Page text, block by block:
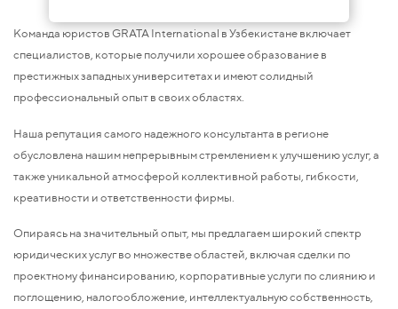
Команда юристов GRATA International в Узбекистане включает
специалистов, которые получили хорошее образование в
престижных западных университетах и имеют солидный
профессиональный опыт в своих областях.
Наша репутация самого надежного консультанта в регионе
обусловлена нашим непрерывным стремлением к улучшению услуг, а
также уникальной атмосферой коллективной работы, гибкости,
креативности и ответственности фирмы.
Опираясь на значительный опыт, мы предлагаем широкий спектр
юридических услуг во множестве областей, включая сделки по
проектному финансированию, корпоративные услуги по слиянию и
поглощению, налогообложение, интеллектуальную собственность,